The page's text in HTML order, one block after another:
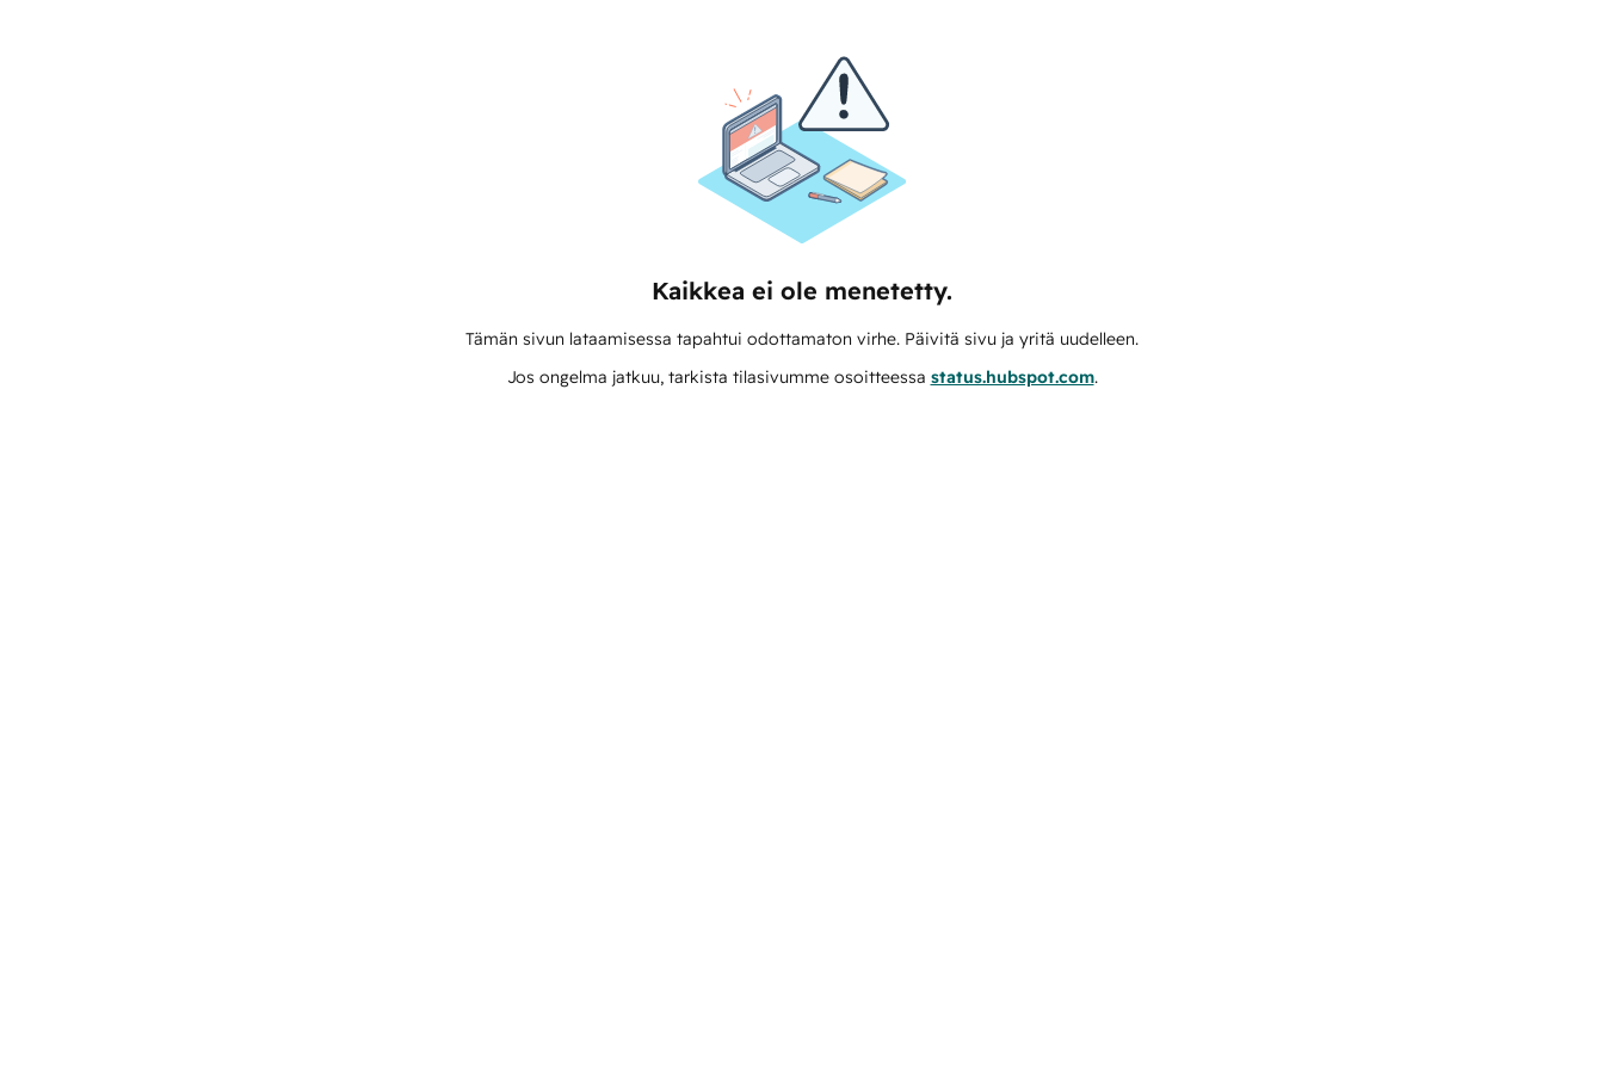
Kaikkea ei ole menetetty.
Tämän sivun lataamisessa tapahtui odottamaton virhe. Päivitä sivu ja yritä uudelleen.
Jos ongelma jatkuu, tarkista tilasivumme osoitteessa status.hubspot.com.